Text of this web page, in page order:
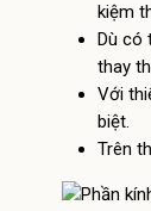
kiệm
Dù có
thay
Với
biệt.
Trên